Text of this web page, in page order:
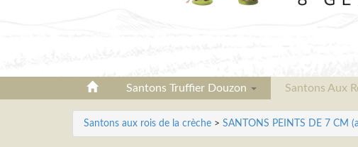
Santons Truffier Douzon Santons Aux
Santons aux rois de la crèche > SANTONS PEINTS DE 7 CM